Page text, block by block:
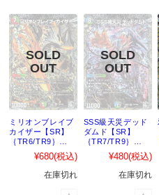
ミリオンブレイブ
カイザー【SR】
｛TR6/TR9｝
［25RP4］
¥680(税込)
在庫切れ
SSS級天災デッド
ダムド【SR】
｛TR7/TR9｝
［25RP4］
¥480(税込)
在庫切れ